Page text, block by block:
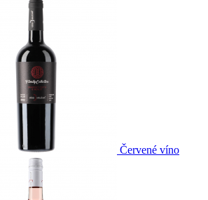
Červené víno